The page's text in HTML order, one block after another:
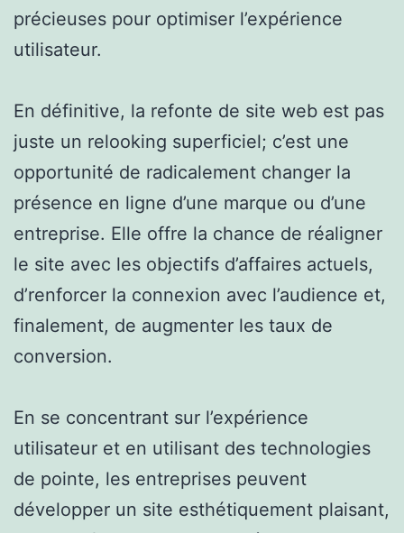
précieuses pour optimiser l’expérience
utilisateur.
En définitive, la refonte de site web est pas
juste un relooking superficiel; c’est une
opportunité de radicalement changer la
présence en ligne d’une marque ou d’une
entreprise. Elle offre la chance de réaligner
le site avec les objectifs d’affaires actuels,
d’renforcer la connexion avec l’audience et,
finalement, de augmenter les taux de
conversion.
En se concentrant sur l’expérience
utilisateur et en utilisant des technologies
de pointe, les entreprises peuvent
développer un site esthétiquement plaisant,